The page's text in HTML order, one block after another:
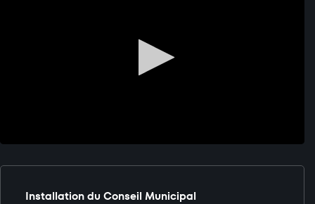
Installation du Conseil Municipal